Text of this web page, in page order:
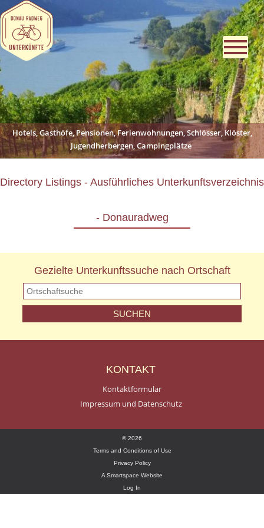
Hotels, Gasthöfe, Pensionen, Ferienwohnungen, Schlösser, Klöster,
Jugendherbergen, Campingplätze
Directory Listings - Ausführliches Unterkunftsverzeichnis
- Donauradweg
Gezielte Unterkunftssuche nach Ortschaft
KONTAKT
Kontaktformular
Impressum und Datenschutz
© 2026
Terms and Conditions of Use
Privacy Policy
A Smartspace Website
Log In